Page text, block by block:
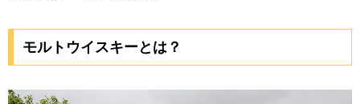
モルトウイスキーとは？